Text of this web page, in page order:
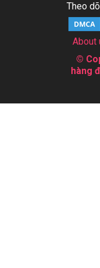
Theo
About
©
hàng